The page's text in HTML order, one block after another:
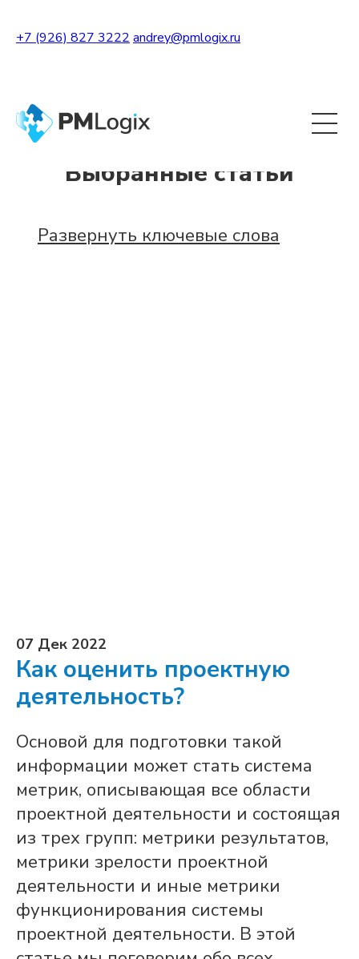
+7 (926) 827 3222 andrey@pmlogix.ru
Развернуть теги
Выбранные статьи
Развернуть ключевые слова
07 Дек 2022
Как оценить проектную
деятельность?
Основой для подготовки такой
информации может стать система
метрик, описывающая все области
проектной деятельности и состоящая
из трех групп: метрики результатов,
метрики зрелости проектной
деятельности и иные метрики
функционирования системы
проектной деятельности. В этой